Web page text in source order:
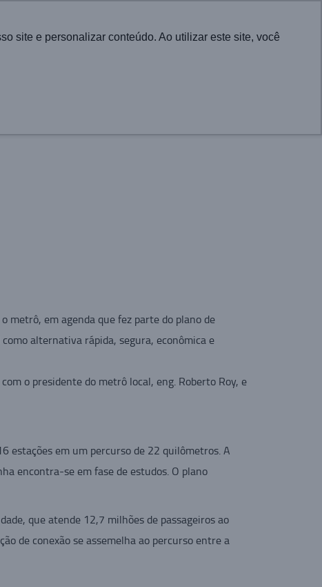
site e personalizar conteúdo. Ao utilizar este site, você
metrô, em agenda que fez parte do plano de
alternativa rápida, segura, econômica e
o presidente do metrô local, eng. Roberto Roy, e
estações em um percurso de 22 quilômetros. A
encontra-se em fase de estudos. O plano
que atende 12,7 milhões de passageiros ao
de conexão se assemelha ao percurso entre a